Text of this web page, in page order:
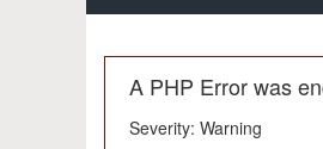
A PHP Error was
Severity: Warning